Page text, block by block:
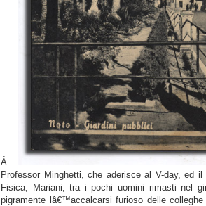
Â
Professor Minghetti, che aderisce al V-day, ed
Fisica, Mariani, tra i pochi uomini rimasti nel
pigramente lâ€™accalcarsi furioso delle